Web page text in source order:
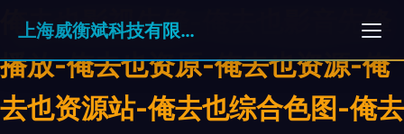
俺去也影视先锋-俺去也影音先锋
播放-俺去也资原-俺去也资源-俺
去也资源站-俺去也综合色图-俺去
上海威衡斌科技有限公司